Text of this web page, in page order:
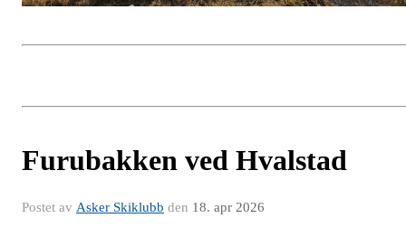
Furubakken ved Hvalstad
Postet av Asker Skiklubb den 18. apr 2026